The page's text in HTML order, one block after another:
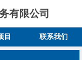
有限公司
目 联系我们